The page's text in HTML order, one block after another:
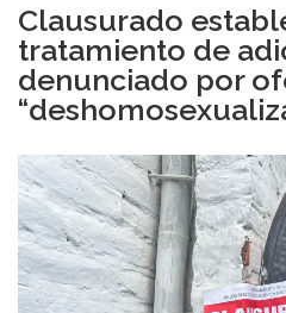
Clausurado
tratamiento de
denunciado por